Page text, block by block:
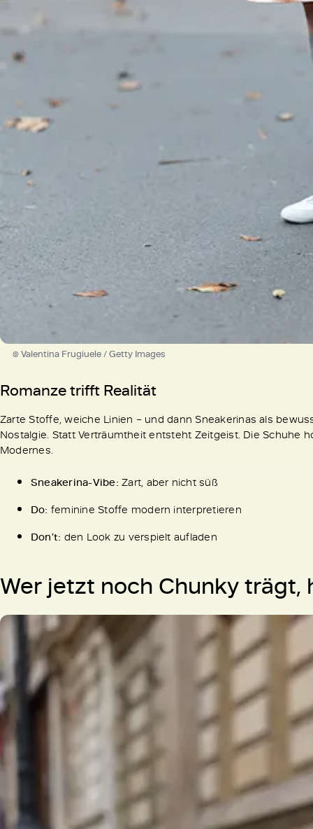
© Valentina Frugiuele / Getty Images
Romanze trifft Realität
Zarte Stoffe, weiche Linien – und dann Sneakerinas als
Nostalgie. Statt Verträumtheit entsteht Zeitgeist. Die Schuhe
Modernes.
Sneakerina-Vibe: Zart, aber nicht süß
Do: feminine Stoffe modern interpretieren
Don’t: den Look zu verspielt aufladen
Wer jetzt noch Chunky trägt,